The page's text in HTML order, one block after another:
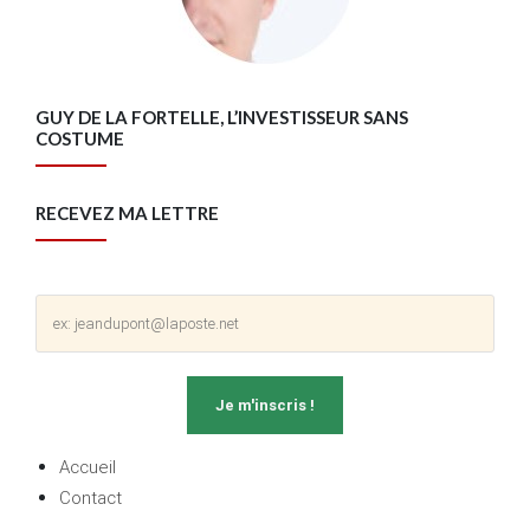
GUY DE LA FORTELLE, L’INVESTISSEUR SANS
COSTUME
RECEVEZ MA LETTRE
Accueil
Contact